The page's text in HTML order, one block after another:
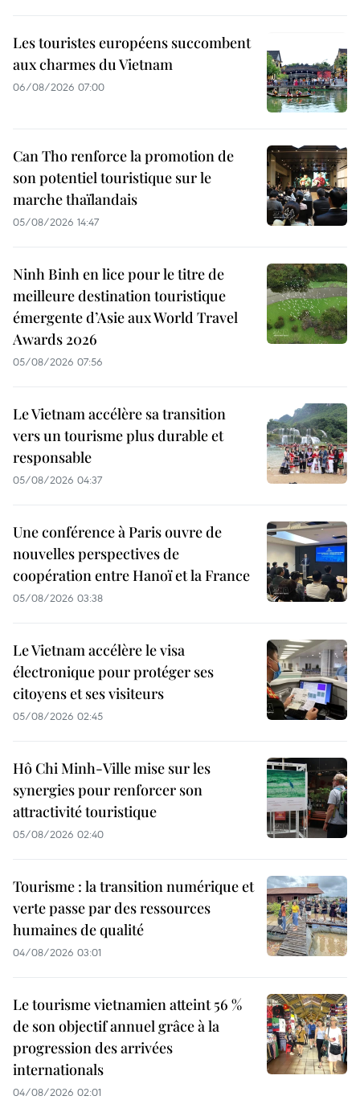
Les touristes européens succombent
aux charmes du Vietnam
06/08/2026 07:00
Can Tho renforce la promotion de
son potentiel touristique sur le
marche thaïlandais
05/08/2026 14:47
Ninh Binh en lice pour le titre de
meilleure destination touristique
émergente d’Asie aux World Travel
Awards 2026
05/08/2026 07:56
Le Vietnam accélère sa transition
vers un tourisme plus durable et
responsable
05/08/2026 04:37
Une conférence à Paris ouvre de
nouvelles perspectives de
coopération entre Hanoï et la France
05/08/2026 03:38
Le Vietnam accélère le visa
électronique pour protéger ses
citoyens et ses visiteurs
05/08/2026 02:45
Hô Chi Minh-Ville mise sur les
synergies pour renforcer son
attractivité touristique
05/08/2026 02:40
Tourisme : la transition numérique et
verte passe par des ressources
humaines de qualité
04/08/2026 03:01
Le tourisme vietnamien atteint 56 %
de son objectif annuel grâce à la
progression des arrivées
internationals
04/08/2026 02:01